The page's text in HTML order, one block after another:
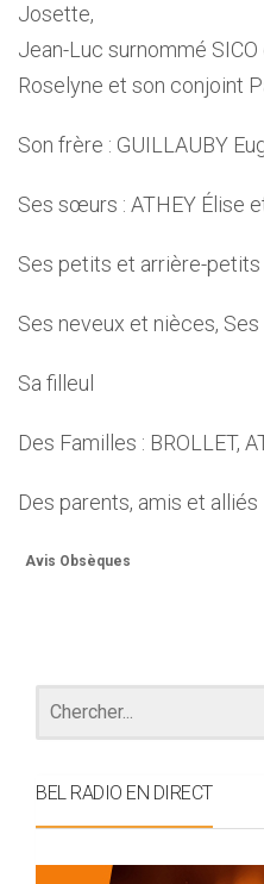
Josette,
Jean-Luc surnommé
Roselyne et son conjoint
Son frère : GUILLAUBY
Ses sœurs : ATHEY Élise
Ses petits et arrière-petits
Ses neveux et nièces,
Sa filleul
Des Familles : BROLLET,
Des parents, amis et alliés
Avis Obsèques
BEL RADIO EN DIRECT